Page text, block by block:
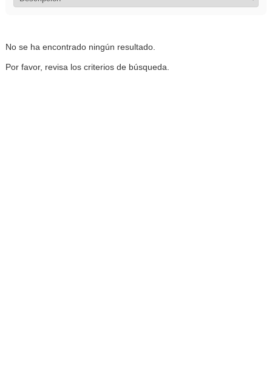
No se ha encontrado ningún resultado.
Por favor, revisa los criterios de búsqueda.